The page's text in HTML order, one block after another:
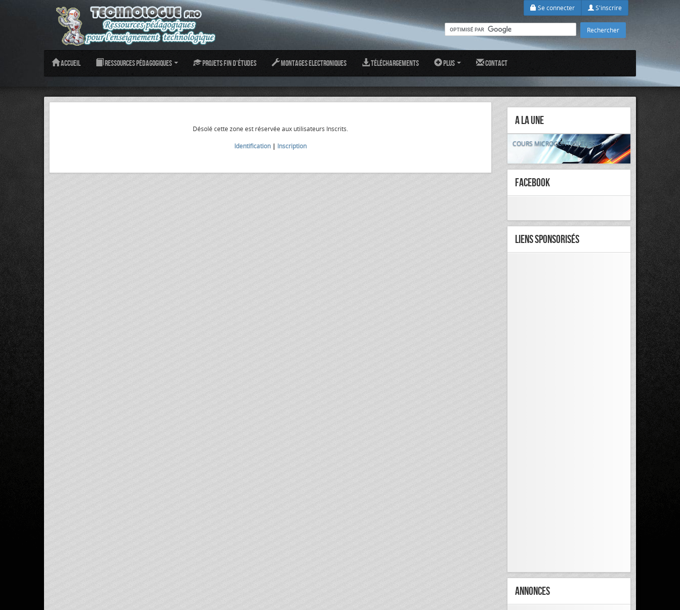
Se connecter S'inscrire
Accueil Ressources pédagogiques Projets fin d'études Montages Electroniques Téléchargements Plus Contact
Désolé cette zone est réservée aux utilisateurs Inscrits.
Identification| Inscription
A la Une
COURS MICROCONTRôLEURS
FaceBook
Liens Sponsorisés
Annonces